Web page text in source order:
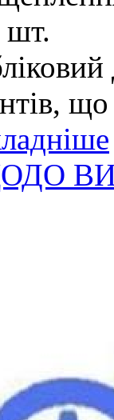
шт.